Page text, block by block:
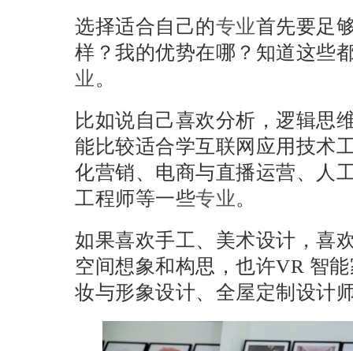
选择适合自己的专业首先要足
样？我的优势在哪？知道这些
业。
比如说自己喜欢分析，逻辑思
能比较适合学互联网应用技术
化营销、电商与直播运营、人
工程师等一些专业。
如果喜欢手工、美术设计，喜
空间想象和构思，也许VR 智
妆与形象设计、全屋定制设计